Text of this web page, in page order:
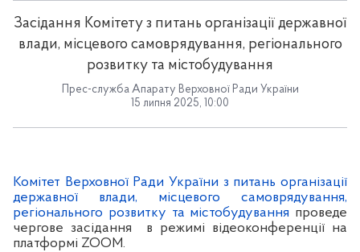
Засідання Комітету з питань організації державної
влади, місцевого самоврядування, регіонального
розвитку та містобудування
Прес-служба Апарату Верховної Ради України
15 липня 2025, 10:00
Комітет Верховної Ради України з питань організації
державної влади, місцевого самоврядування,
регіонального розвитку та містобудування проведе
чергове засідання
в режимі відеоконференції на
платформі ZOOM.